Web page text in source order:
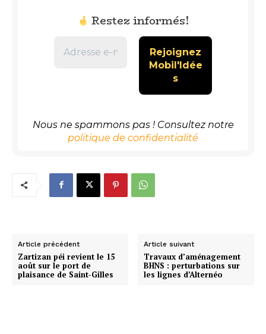
Restez informés!
Nous ne spammons pas ! Consultez notre
politique de confidentialité
Article précédent
Zartizan péi revient le 15
août sur le port de
plaisance de Saint-Gilles
Article suivant
Travaux d’aménagement
BHNS : perturbations sur
les lignes d’Alternéo